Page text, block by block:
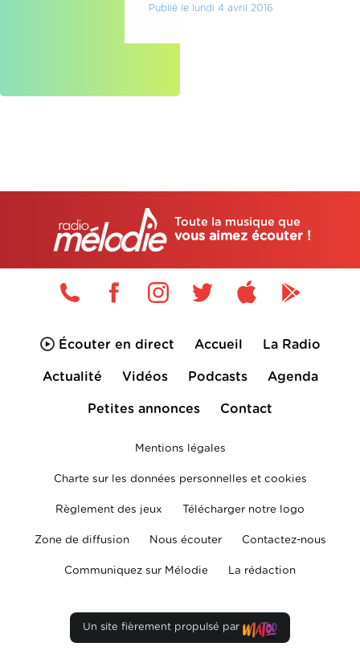
Publié le lundi 4 avril 2016
Toute la musique que
vous aimez écouter !
Écouter en direct Accueil La Radio
Actualité Vidéos Podcasts Agenda
Petites annonces Contact
Mentions légales
Charte sur les données personnelles et cookies
Règlement des jeux Télécharger notre logo
Zone de diffusion Nous écouter Contactez-nous
Communiquez sur Mélodie La rédaction
Un site fièrement propulsé par